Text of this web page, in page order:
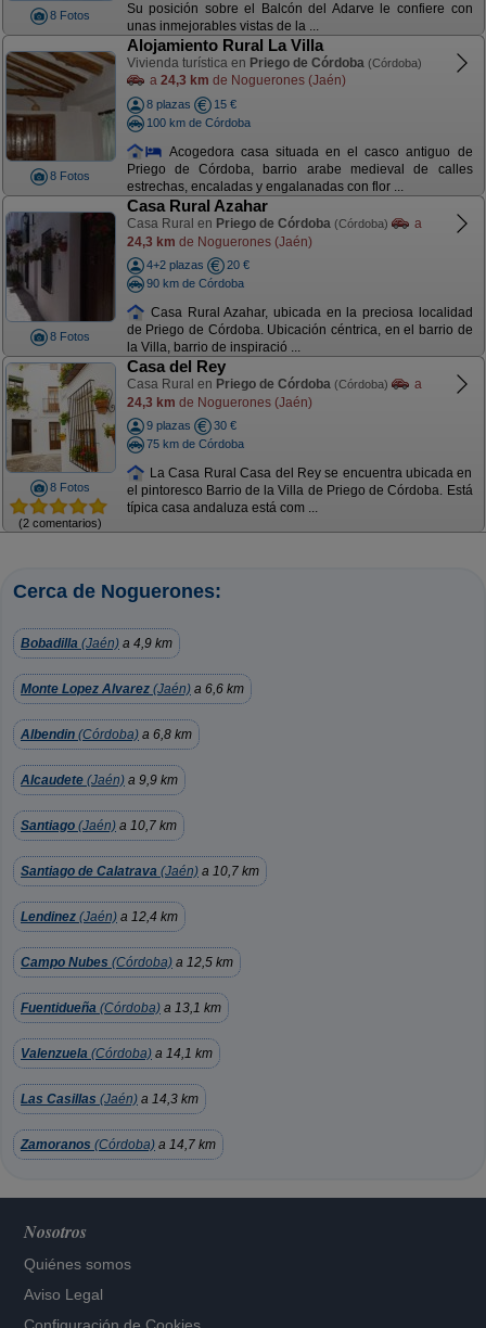
8 Fotos
Su posición sobre el Balcón del Adarve le confiere con
unas inmejorables vistas de la ...
8 Fotos
Alojamiento Rural La Villa
Vivienda turística en Priego de Córdoba (Córdoba)
a 24,3 km de Noguerones (Jaén)
8 plazas
15 €
100 km de Córdoba
Acogedora casa situada en el casco antiguo de
Priego de Córdoba, barrio arabe medieval de calles
estrechas, encaladas y engalanadas con flor ...
8 Fotos
Casa Rural Azahar
Casa Rural en Priego de Córdoba (Córdoba)
a
24,3 km de Noguerones (Jaén)
4+2 plazas
20 €
90 km de Córdoba
Casa Rural Azahar, ubicada en la preciosa localidad
de Priego de Córdoba. Ubicación céntrica, en el barrio de
la Villa, barrio de inspiració ...
8 Fotos
(2 comentarios)
Casa del Rey
Casa Rural en Priego de Córdoba (Córdoba)
a
24,3 km de Noguerones (Jaén)
9 plazas
30 €
75 km de Córdoba
La Casa Rural Casa del Rey se encuentra ubicada en
el pintoresco Barrio de la Villa de Priego de Córdoba. Está
típica casa andaluza está com ...
Cerca de Noguerones:
Bobadilla (Jaén) a 4,9 km
Monte Lopez Alvarez (Jaén) a 6,6 km
Albendin (Córdoba) a 6,8 km
Alcaudete (Jaén) a 9,9 km
Santiago (Jaén) a 10,7 km
Santiago de Calatrava (Jaén) a 10,7 km
Lendinez (Jaén) a 12,4 km
Campo Nubes (Córdoba) a 12,5 km
Fuentidueña (Córdoba) a 13,1 km
Valenzuela (Córdoba) a 14,1 km
Las Casillas (Jaén) a 14,3 km
Zamoranos (Córdoba) a 14,7 km
Nosotros
Quiénes somos
Aviso Legal